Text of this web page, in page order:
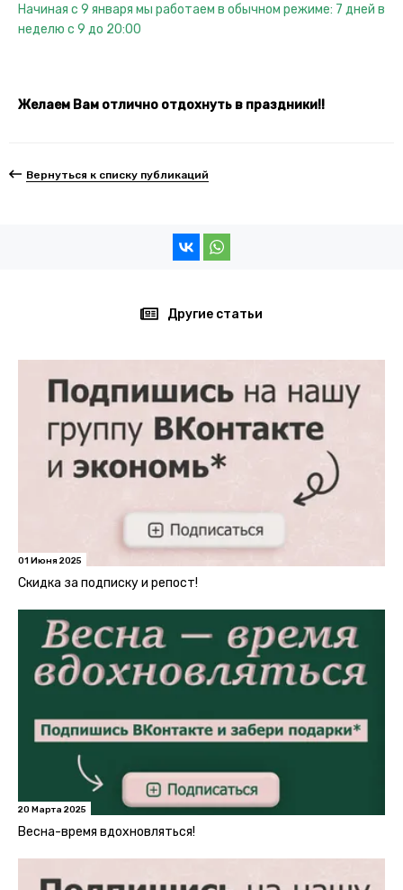
Начиная с 9 января мы работаем в обычном режиме: 7 дней в
неделю с 9 до 20:00
Желаем Вам отлично отдохнуть в праздники!!
Вернуться к списку публикаций
Другие статьи
01 Июня 2025
Скидка за подписку и репост!
20 Марта 2025
Весна-время вдохновляться!